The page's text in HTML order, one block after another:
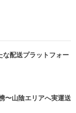
配送プラットフォー
〜山陰エリアへ実運送